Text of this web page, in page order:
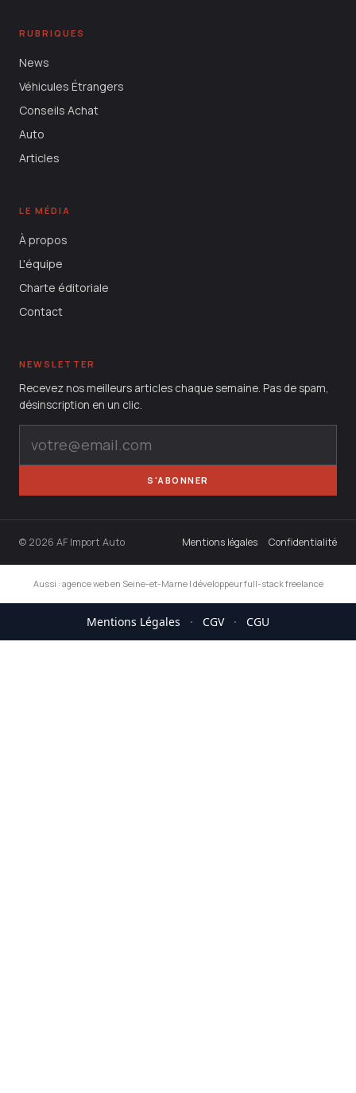
RUBRIQUES
News
Véhicules Étrangers
Conseils Achat
Auto
Articles
LE MÉDIA
À propos
L'équipe
Charte éditoriale
Contact
NEWSLETTER
Recevez nos meilleurs articles chaque semaine. Pas de spam,
désinscription en un clic.
S'ABONNER
© 2026 AF Import Auto Mentions légales Confidentialité
Aussi : agence web en Seine-et-Marne| développeur full-stack freelance
Mentions Légales · CGV · CGU